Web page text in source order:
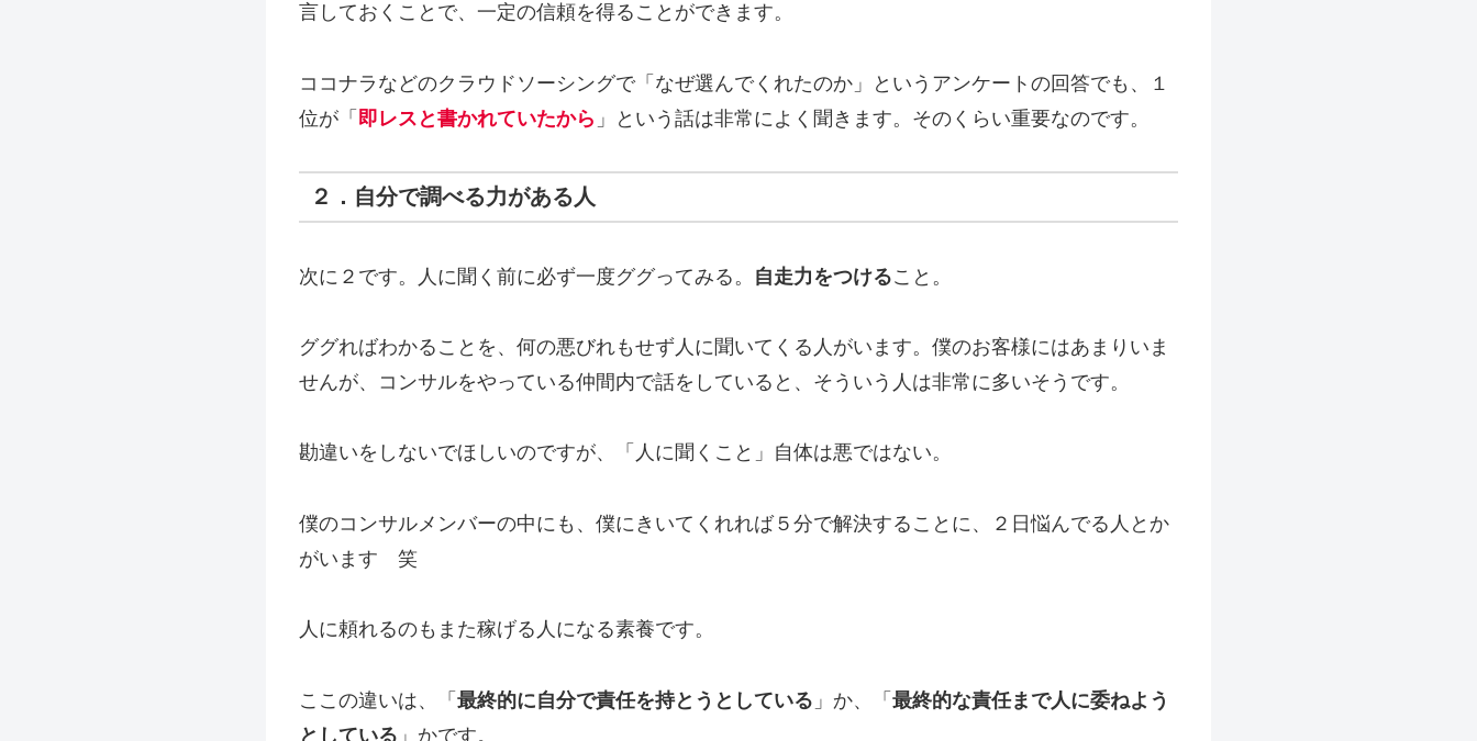
言しておくことで、一定の信頼を得ることができます。
ココナラなどのクラウドソーシングで「なぜ選んでくれたのか」というアンケートの回答でも、１
位が「 即レスと書かれていたから 」という話は非常によく聞きます。そのくらい重要なのです。
２．自分で調べる力がある人
次に２です。人に聞く前に必ず一度ググってみる。 自走力をつけること。
ググればわかることを、何の悪びれもせず人に聞いてくる人がいます。僕のお客様にはあまりいま
せんが、コンサルをやっている仲間内で話をしていると、そういう人は非常に多いそうです。
勘違いをしないでほしいのですが、「人に聞くこと」自体は悪ではない。
僕のコンサルメンバーの中にも、僕にきいてくれれば５分で解決することに、２日悩んでる人とか
がいます 笑
人に頼れるのもまた稼げる人になる素養です。
ここの違いは、「 最終的に自分で責任を持とうとしている 」か、「 最終的な責任まで人に委ねよう
としている 」かです。